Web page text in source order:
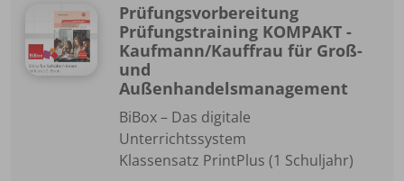
Prüfungsvorbereitung
Prüfungstraining KOMPAKT -
Kaufmann/Kauffrau für Groß-
und
Außenhandelsmanagement
BiBox – Das digitale
Unterrichtssystem
Klassensatz PrintPlus (1 Schuljahr)